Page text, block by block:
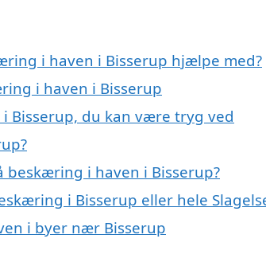
i haven i Bisserup hjælpe med?
i haven i Bisserup
Bisserup, du kan være tryg ved
beskæring i haven i Bisserup?
i Bisserup eller hele
i byer nær Bisserup